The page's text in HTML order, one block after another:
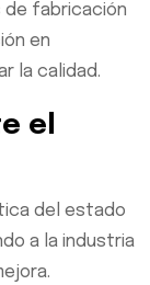
de fabricación
en
la calidad.
el
del estado
a la industria